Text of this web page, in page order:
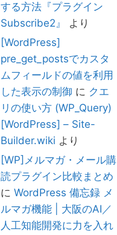
する方法『プラグイン
Subscribe2』
より
[WordPress]
pre_get_postsでカスタ
ムフィールドの値を利用
した表示の制御 に クエ
リの使い方 (WP_Query)
[WordPress] – Site-
Builder.wiki より
[WP]メルマガ・メール購
読プラグイン比較まとめ
に WordPress 備忘録 メ
ルマガ機能 | 大阪のAI／
人工知能開発に力を入れ